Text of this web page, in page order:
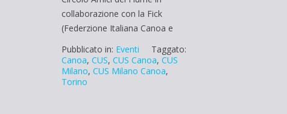
collaborazione con la Fick
(Federzione Italiana Canoa e
Pubblicato in: Eventi
Taggato:
Canoa, CUS, CUS Canoa, CUS
Milano, CUS Milano Canoa,
Torino